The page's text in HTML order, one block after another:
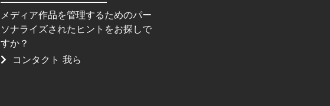
メディア作品を管理するためのパー
ソナライズされたヒントをお探しで
すか？
コンタクト 我ら